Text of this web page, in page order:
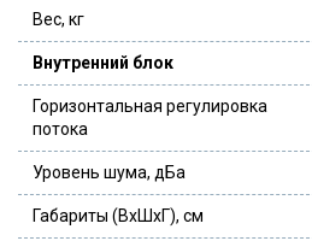
Вес, кг
Внутренний блок
Горизонтальная регулировка
потока
Уровень шума, дБа
Габариты (ВхШхГ), см